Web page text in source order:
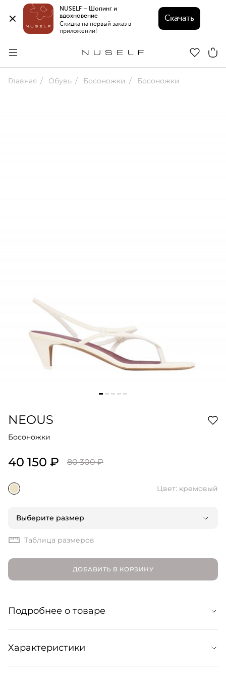
NUSELF – Шопинг и
вдохновение
Скидка на первый заказ в
приложении!
Скачать
Главная Обувь Босоножки Босоножки
NEOUS
Босоножки
40 150 ₽ 80 300 ₽
Цвет: кремовый
Выберите размер
Таблица размеров
ДОБАВИТЬ В КОРЗИНУ
Подробнее о товаре
Эта модель объединяет практичность флип-флопов и
изящество классических босоножек, что делает ее
универсальным героем гардероба на теплый сезон:
Характеристики